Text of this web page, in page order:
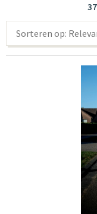
Sorteren op: